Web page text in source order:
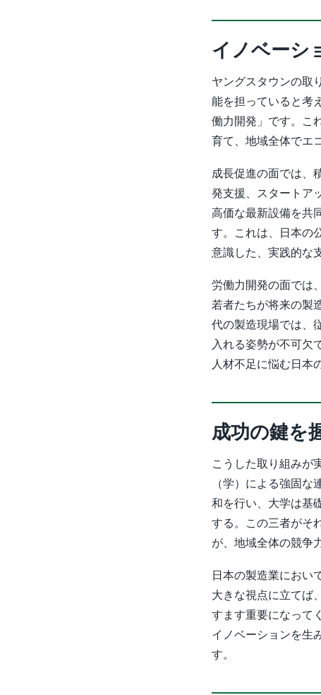
イノベーシ
ヤングスタウンの取
能を担っていると考
働力開発」です。こ
育て、地域全体でエ
成長促進の面では、
発支援、スタートア
高価な最新設備を共
す。これは、日本の
意識した、実践的な
労働力開発の面では
若者たちが将来の製
代の製造現場では、
入れる姿勢が不可欠
人材不足に悩む日本
成功の鍵を
こうした取り組みが
（学）による強固
和を行い、大学は基
する。この三者がそ
が、地域全体の競争
日本の製造業におい
大きな視点に立てば
すます重要になって
イノベーションを生
す。